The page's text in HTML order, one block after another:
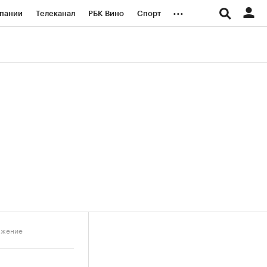
Телеканал РБК Вино Спорт ...